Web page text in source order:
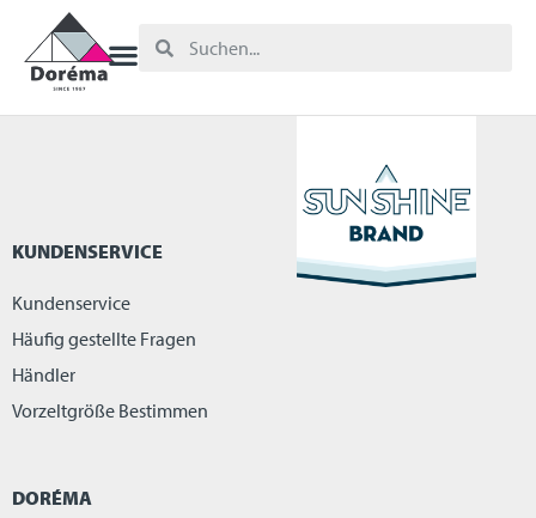
KUNDENSERVICE
Kundenservice
Häufig gestellte Fragen
Händler
Vorzeltgröße Bestimmen
DORÉMA